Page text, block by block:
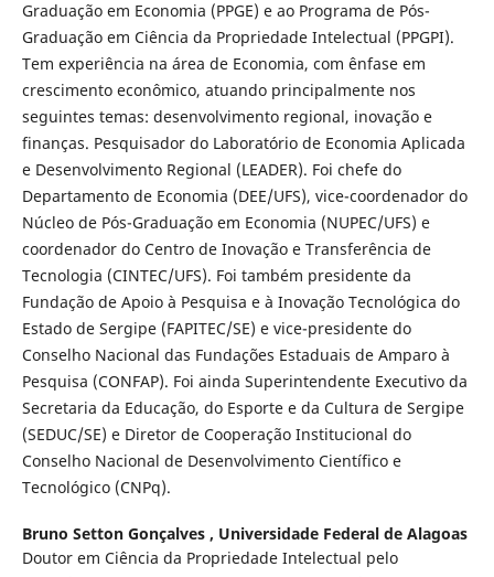
Graduação em Economia (PPGE) e ao Programa de Pós-
Graduação em Ciência da Propriedade Intelectual (PPGPI).
Tem experiência na área de Economia, com ênfase em
crescimento econômico, atuando principalmente nos
seguintes temas: desenvolvimento regional, inovação e
finanças. Pesquisador do Laboratório de Economia Aplicada
e Desenvolvimento Regional (LEADER). Foi chefe do
Departamento de Economia (DEE/UFS), vice-coordenador do
Núcleo de Pós-Graduação em Economia (NUPEC/UFS) e
coordenador do Centro de Inovação e Transferência de
Tecnologia (CINTEC/UFS). Foi também presidente da
Fundação de Apoio à Pesquisa e à Inovação Tecnológica do
Estado de Sergipe (FAPITEC/SE) e vice-presidente do
Conselho Nacional das Fundações Estaduais de Amparo à
Pesquisa (CONFAP). Foi ainda Superintendente Executivo da
Secretaria da Educação, do Esporte e da Cultura de Sergipe
(SEDUC/SE) e Diretor de Cooperação Institucional do
Conselho Nacional de Desenvolvimento Científico e
Tecnológico (CNPq).
Bruno Setton Gonçalves , Universidade Federal de Alagoas
Doutor em Ciência da Propriedade Intelectual pelo